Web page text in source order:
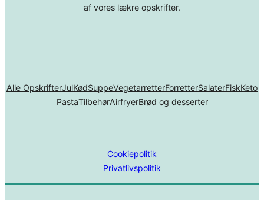
af vores lækre opskrifter.
Alle OpskrifterJulKødSuppeVegetarretterForretterSalaterFiskKeto
PastaTilbehørAirfryerBrød og desserter
Cookiepolitik
Privatlivspolitik